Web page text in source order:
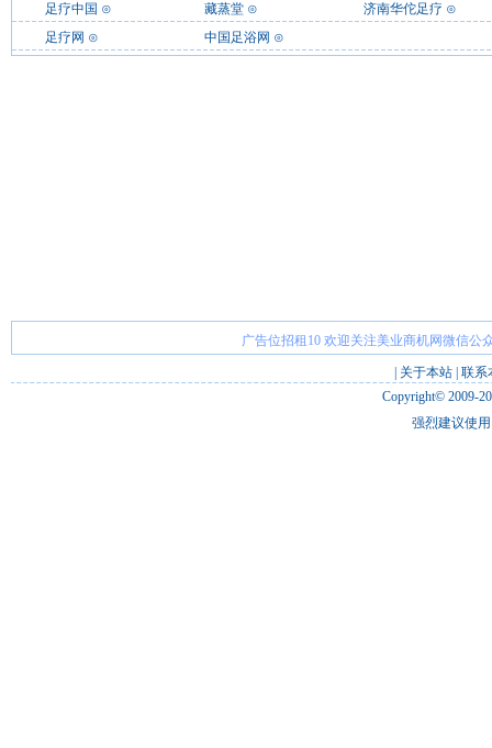
足疗中国 ⊙ 藏蒸堂 ⊙ 济南华佗足疗 ⊙
足疗网 ⊙ 中国足浴网 ⊙
广告位招租10 欢迎关注美业商机网微信公
关于本站 联系
Copyright© 2009-
强烈建议使